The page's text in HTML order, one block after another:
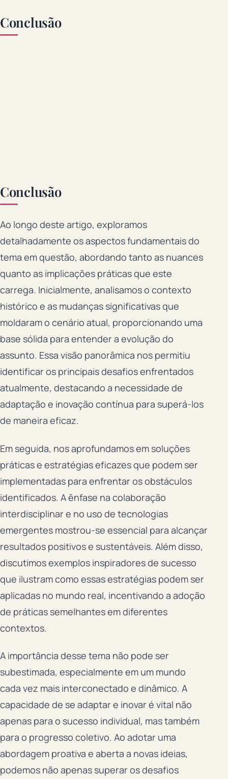
Conclusão
Conclusão
Ao longo deste artigo, exploramos
detalhadamente os aspectos fundamentais do
tema em questão, abordando tanto as nuances
quanto as implicações práticas que este
carrega. Inicialmente, analisamos o contexto
histórico e as mudanças significativas que
moldaram o cenário atual, proporcionando uma
base sólida para entender a evolução do
assunto. Essa visão panorâmica nos permitiu
identificar os principais desafios enfrentados
atualmente, destacando a necessidade de
adaptação e inovação contínua para superá-los
de maneira eficaz.
Em seguida, nos aprofundamos em soluções
práticas e estratégias eficazes que podem ser
implementadas para enfrentar os obstáculos
identificados. A ênfase na colaboração
interdisciplinar e no uso de tecnologias
emergentes mostrou-se essencial para alcançar
resultados positivos e sustentáveis. Além disso,
discutimos exemplos inspiradores de sucesso
que ilustram como essas estratégias podem ser
aplicadas no mundo real, incentivando a adoção
de práticas semelhantes em diferentes
contextos.
A importância desse tema não pode ser
subestimada, especialmente em um mundo
cada vez mais interconectado e dinâmico. A
capacidade de se adaptar e inovar é vital não
apenas para o sucesso individual, mas também
para o progresso coletivo. Ao adotar uma
abordagem proativa e aberta a novas ideias,
podemos não apenas superar os desafios